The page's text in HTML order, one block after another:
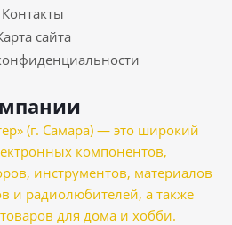
Контакты
сайта
(г. Самара) — это широкий
компонентов,
инструментов, материалов
и радиолюбителей, а также
для дома и хобби.